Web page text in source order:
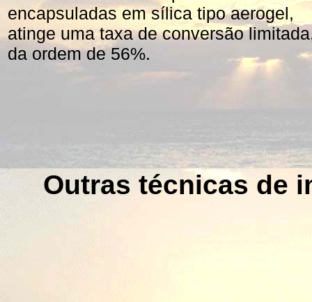
encapsuladas em sílica tipo aerogel,
atinge uma taxa de conversão
da ordem de 56%.
Outras técnicas de